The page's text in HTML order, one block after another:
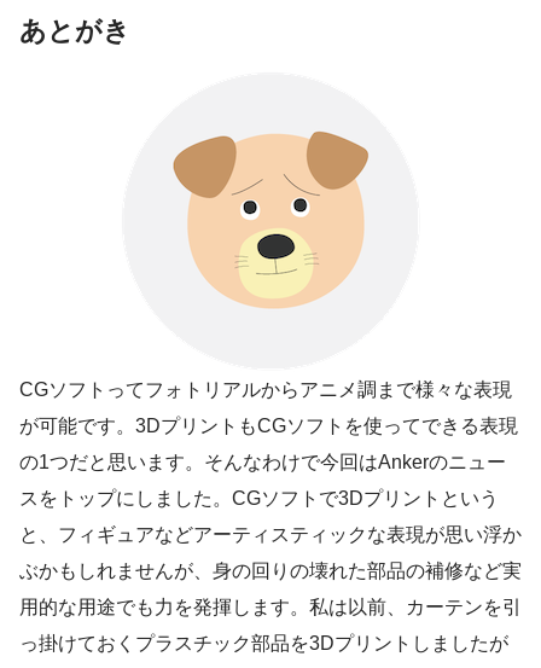
あとがき
CGソフトってフォトリアルからアニメ調まで様々な表現
が可能です。3DプリントもCGソフトを使ってできる表現
の1つだと思います。そんなわけで今回はAnkerのニュー
スをトップにしました。CGソフトで3Dプリントという
と、フィギュアなどアーティスティックな表現が思い浮か
ぶかもしれませんが、身の回りの壊れた部品の補修など実
用的な用途でも力を発揮します。私は以前、カーテンを引
っ掛けておくプラスチック部品を3Dプリントしましたが